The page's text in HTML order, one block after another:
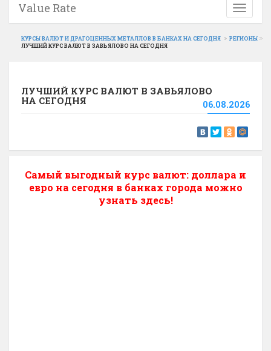
Toggle
Value Rate
КУРСЫ ВАЛЮТ И ДРАГОЦЕННЫХ МЕТАЛЛОВ В БАНКАХ НА СЕГОДНЯ
РЕГИОНЫ
ЛУЧШИЙ КУРС ВАЛЮТ В ЗАВЬЯЛОВО НА СЕГОДНЯ
ЛУЧШИЙ КУРС ВАЛЮТ В ЗАВЬЯЛОВО
НА СЕГОДНЯ
06.08.2026
Самый выгодный курс валют: доллара и
евро на сегодня в банках города можно
узнать здесь!